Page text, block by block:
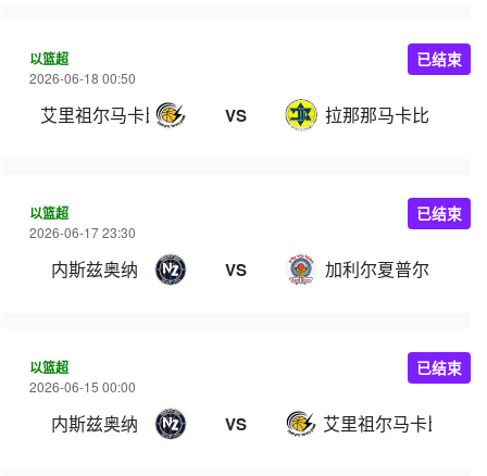
以篮超
2026-06-18 00:50
艾里祖尔马卡比 VS 拉那那马卡比
已结束
以篮超
2026-06-17 23:30
内斯兹奥纳 VS 加利尔夏普尔
已结束
以篮超
2026-06-15 00:00
内斯兹奥纳 VS 艾里祖尔马卡比
已结束